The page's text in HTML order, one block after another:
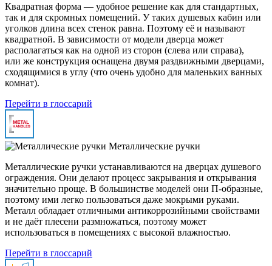
Квадратная форма — удобное решение как для стандартных,
так и для скромных помещений. У таких душевых кабин или
уголков длина всех стенок равна. Поэтому её и называют
квадратной. В зависимости от модели дверца может
располагаться как на одной из сторон (слева или справа),
или же конструкция оснащена двумя раздвижными дверцами,
сходящимися в углу (что очень удобно для маленьких ванных
комнат).
Перейти в глоссарий
Металлические ручки
Металлические ручки устанавливаются на дверцах душевого
ограждения. Они делают процесс закрывания и открывания
значительно проще. В большинстве моделей они П-образные,
поэтому ими легко пользоваться даже мокрыми руками.
Металл обладает отличными антикоррозийными свойствами
и не даёт плесени размножаться, поэтому может
использоваться в помещениях с высокой влажностью.
Перейти в глоссарий